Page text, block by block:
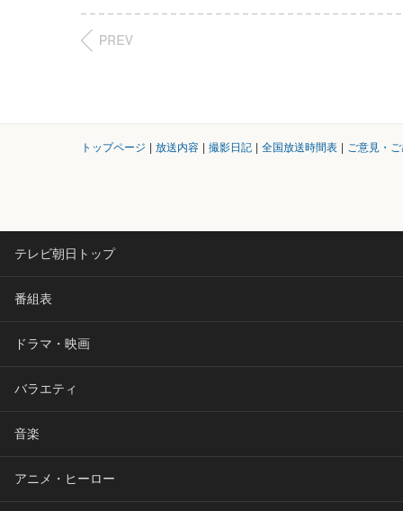
トップページ 放送内容 撮影日記 全国放送時間表 ご意見・
テレビ朝日トップ
番組表
ドラマ・映画
バラエティ
音楽
アニメ・ヒーロー